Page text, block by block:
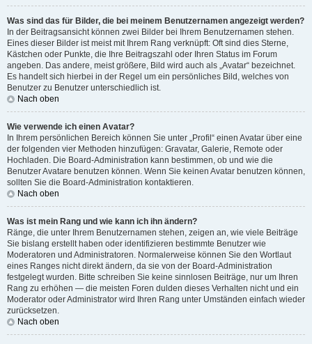
Was sind das für Bilder, die bei meinem Benutzernamen angezeigt werden?
In der Beitragsansicht können zwei Bilder bei Ihrem Benutzernamen stehen.
Eines dieser Bilder ist meist mit Ihrem Rang verknüpft: Oft sind dies Sterne,
Kästchen oder Punkte, die Ihre Beitragszahl oder Ihren Status im Forum
angeben. Das andere, meist größere, Bild wird auch als „Avatar“ bezeichnet.
Es handelt sich hierbei in der Regel um ein persönliches Bild, welches von
Benutzer zu Benutzer unterschiedlich ist.
Nach oben
Wie verwende ich einen Avatar?
In Ihrem persönlichen Bereich können Sie unter „Profil“ einen Avatar über eine
der folgenden vier Methoden hinzufügen: Gravatar, Galerie, Remote oder
Hochladen. Die Board-Administration kann bestimmen, ob und wie die
Benutzer Avatare benutzen können. Wenn Sie keinen Avatar benutzen können,
sollten Sie die Board-Administration kontaktieren.
Nach oben
Was ist mein Rang und wie kann ich ihn ändern?
Ränge, die unter Ihrem Benutzernamen stehen, zeigen an, wie viele Beiträge
Sie bislang erstellt haben oder identifizieren bestimmte Benutzer wie
Moderatoren und Administratoren. Normalerweise können Sie den Wortlaut
eines Ranges nicht direkt ändern, da sie von der Board-Administration
festgelegt wurden. Bitte schreiben Sie keine sinnlosen Beiträge, nur um Ihren
Rang zu erhöhen — die meisten Foren dulden dieses Verhalten nicht und ein
Moderator oder Administrator wird Ihren Rang unter Umständen einfach wieder
zurücksetzen.
Nach oben